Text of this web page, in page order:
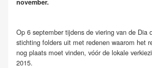
november.
Op 6 september tijdens de viering van de Dia
stichting folders uit met redenen waarom het
nog plaats moet vinden, vóór de lokale
2015.